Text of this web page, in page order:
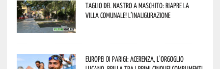
Taglio del nastro a Maschito: riapre la
Villa Comunale! L’inaugurazione
Europei di Parigi: Acerenza, l’orgoglio